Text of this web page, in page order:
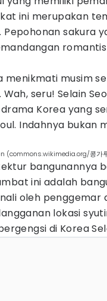
ini merupakan
sakura
menikmati musim
seru! Selain
Korea yang
Indahnya bukan
(commons.wikimedia.org/콩가
bangunannya
ini adalah
oleh penggemar
lokasi
di Korea